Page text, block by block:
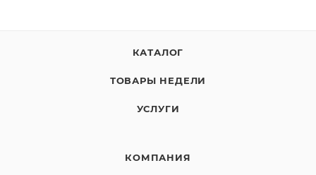
КАТАЛОГ
ТОВАРЫ НЕДЕЛИ
УСЛУГИ
КОМПАНИЯ